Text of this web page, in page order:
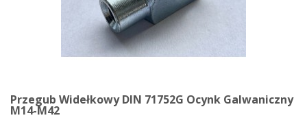
Przegub Widełkowy DIN 71752G Ocynk Galwaniczny
M14-M42